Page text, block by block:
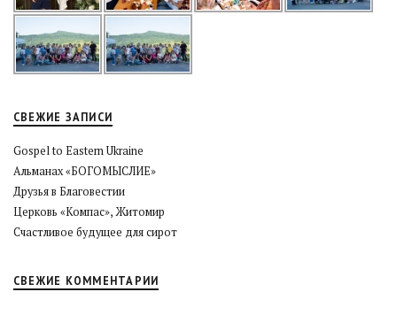
СВЕЖИЕ ЗАПИСИ
Gospel to Eastern Ukraine
Альманах «БОГОМЫСЛИЕ»
Друзья в Благовестии
Церковь «Компас», Житомир
Счастливое будущее для сирот
СВЕЖИЕ КОММЕНТАРИИ